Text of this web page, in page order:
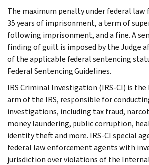
The maximum penalty under federal law
35 years of imprisonment, a term of
following imprisonment, and a fine. A
finding of guilt is imposed by the Judge
of the applicable federal sentencing
Federal Sentencing Guidelines.
IRS Criminal Investigation (IRS-CI) is
arm of the IRS, responsible for
investigations, including tax fraud,
money laundering, public corruption,
identity theft and more. IRS-CI special
federal law enforcement agents with
jurisdiction over violations of the Internal